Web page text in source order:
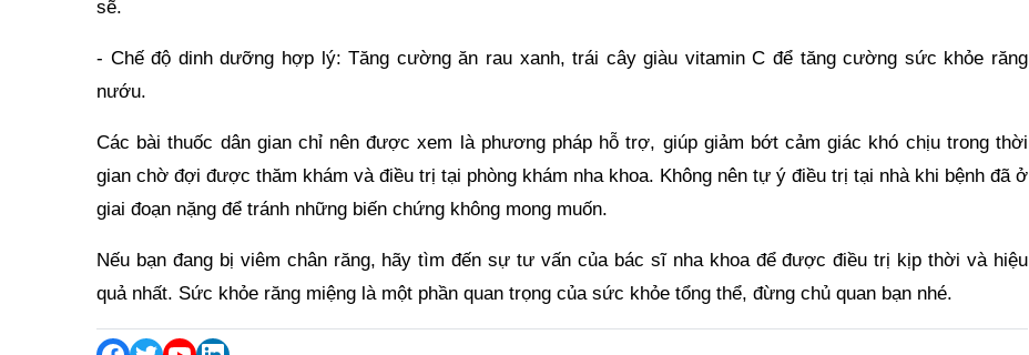
sẽ.
- Chế độ dinh dưỡng hợp lý: Tăng cường ăn rau xanh, trái cây giàu vitamin C để tăng cường sức khỏe răng
nướu.
Các bài thuốc dân gian chỉ nên được xem là phương pháp hỗ trợ, giúp giảm bớt cảm giác khó chịu trong thời
gian chờ đợi được thăm khám và điều trị tại phòng khám nha khoa. Không nên tự ý điều trị tại nhà khi bệnh đã ở
giai đoạn nặng để tránh những biến chứng không mong muốn.
Nếu bạn đang bị viêm chân răng, hãy tìm đến sự tư vấn của bác sĩ nha khoa để được điều trị kịp thời và hiệu
quả nhất. Sức khỏe răng miệng là một phần quan trọng của sức khỏe tổng thể, đừng chủ quan bạn nhé.